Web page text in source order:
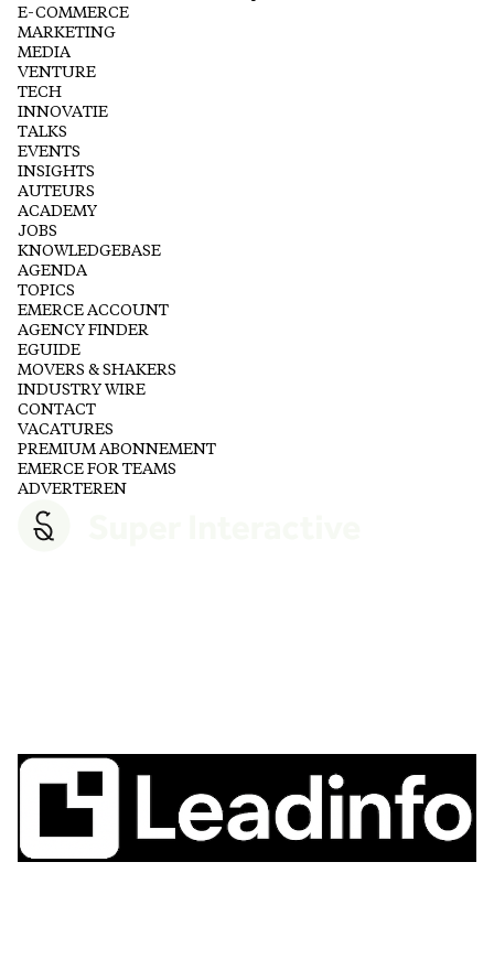
E-COMMERCE
MARKETING
MEDIA
VENTURE
TECH
INNOVATIE
TALKS
EVENTS
INSIGHTS
AUTEURS
ACADEMY
JOBS
KNOWLEDGEBASE
AGENDA
TOPICS
EMERCE ACCOUNT
AGENCY FINDER
EGUIDE
MOVERS & SHAKERS
INDUSTRY WIRE
CONTACT
VACATURES
PREMIUM ABONNEMENT
EMERCE FOR TEAMS
ADVERTEREN